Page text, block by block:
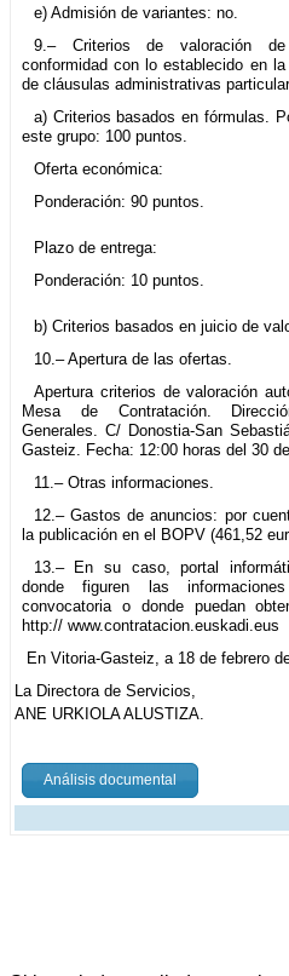
e) Admisión de variantes: no.
9.– Criterios de valoración
conformidad con lo establecido en
de cláusulas administrativas
a) Criterios basados en fórmulas.
este grupo: 100 puntos.
Oferta económica:
Ponderación: 90 puntos.
Plazo de entrega:
Ponderación: 10 puntos.
b) Criterios basados en juicio de
10.– Apertura de las ofertas.
Apertura criterios de valoración
Mesa de Contratación.
Generales. C/ Donostia-San
Gasteiz. Fecha: 12:00 horas del 30
11.– Otras informaciones.
12.– Gastos de anuncios: por
la publicación en el BOPV (461,52
13.– En su caso, portal
donde figuren las
convocatoria o donde puedan
http:// www.contratacion.euskadi.eus
En Vitoria-Gasteiz, a 18 de febrero
La Directora de Servicios,
ANE URKIOLA ALUSTIZA.
Análisis documental